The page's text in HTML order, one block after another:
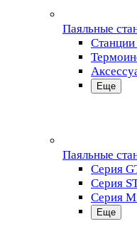
Паяльные
Станции
Еще
Паяльные
Серия
Серия
Серия
Еще